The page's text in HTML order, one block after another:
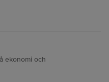
ekonomi och